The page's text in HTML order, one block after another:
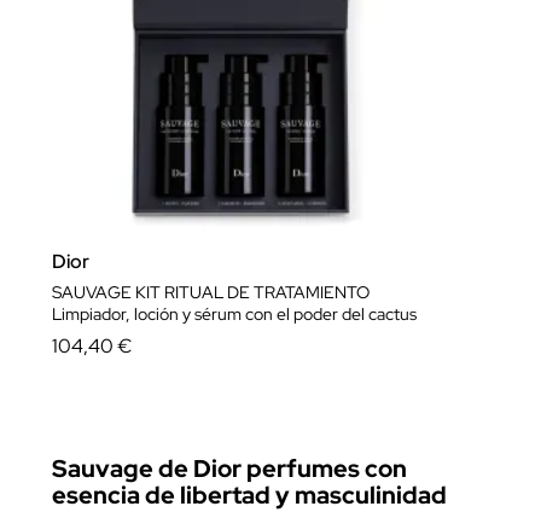
Dior
SAUVAGE KIT RITUAL DE TRATAMIENTO
Limpiador, loción y sérum con el poder del cactus
104,40 €
Sauvage de Dior perfumes con
esencia de libertad y masculinidad